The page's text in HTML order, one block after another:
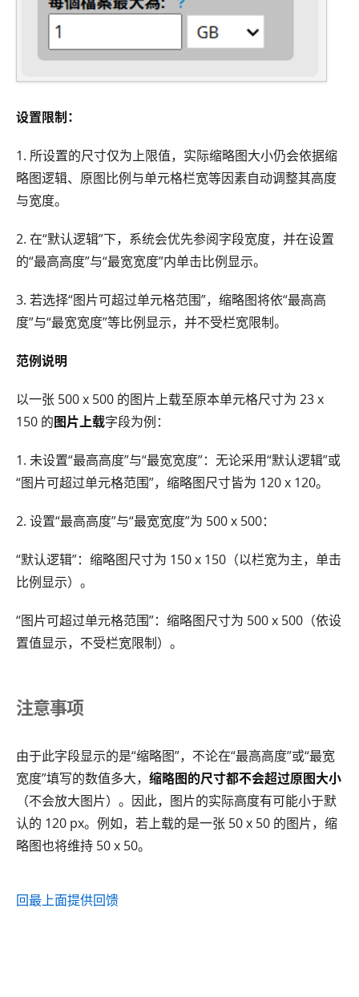
设置限制：
1. 所设置的尺寸仅为上限值，实际缩略图大小仍会依据缩
略图逻辑、原图比例与单元格栏宽等因素自动调整其高度
与宽度。
2. 在“默认逻辑”下，系统会优先参阅字段宽度，并在设置
的“最高高度”与“最宽宽度”内单击比例显示。
3. 若选择“图片可超过单元格范围”，缩略图将依“最高高
度”与“最宽宽度”等比例显示，并不受栏宽限制。
范例说明
以一张 500 x 500 的图片上载至原本单元格尺寸为 23 x
150 的图片上载字段为例：
1. 未设置“最高高度”与“最宽宽度”：无论采用“默认逻辑”或
“图片可超过单元格范围”，缩略图尺寸皆为 120 x 120。
2. 设置“最高高度”与“最宽宽度”为 500 x 500：
“默认逻辑”：缩略图尺寸为 150 x 150（以栏宽为主，单击
比例显示）。
“图片可超过单元格范围”：缩略图尺寸为 500 x 500（依设
置值显示，不受栏宽限制）。
注意事项
由于此字段显示的是“缩略图”，不论在“最高高度”或“最宽
宽度”填写的数值多大， 缩略图的尺寸都不会超过原图大小
（不会放大图片）。因此，图片的实际高度有可能小于默
认的 120 px。例如，若上载的是一张 50 x 50 的图片，缩
略图也将维持 50 x 50。
回最上面提供回馈